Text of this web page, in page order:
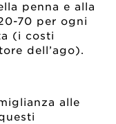
penna e alla
70 per ogni
(i costi
dell’ago).
alle